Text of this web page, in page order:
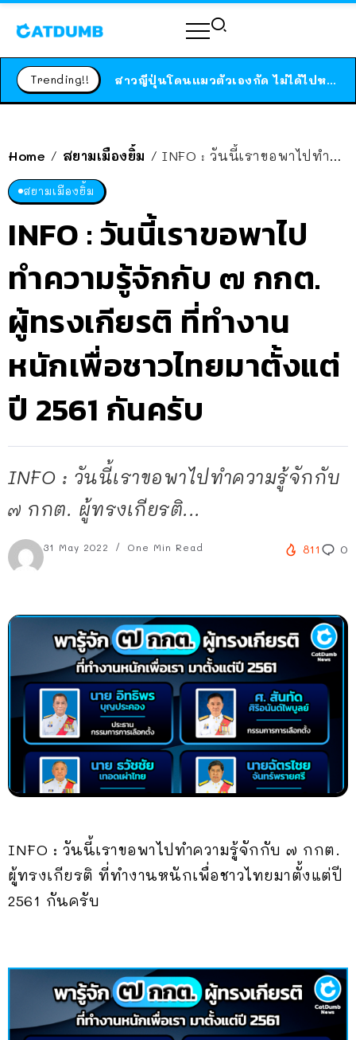
Trending!! ได้เวลาเด็กหนวดรวมตัว RF Online Next เปิดให้เล่นแล้ว เกม Sci-Fi MMORPG ระดับตำนาน เล่นได้ทั้งมือถือและ PC
Home / สยามเมืองยิ้ม / INFO : วันนี้เราขอพาไปทำความรู้จักกับ ๗ กกต. ผู้ทรงเกียรติ ที่ทำงานหนักเพื่อชาวไทยมาตั้งแต่ปี 2561 กันครับ
สยามเมืองยิ้ม
INFO : วันนี้เราขอพาไป
ทำความรู้จักกับ ๗ กกต.
ผู้ทรงเกียรติ ที่ทำงาน
หนักเพื่อชาวไทยมาตั้งแต่
ปี 2561 กันครับ
INFO : วันนี้เราขอพาไปทำความรู้จักกับ
๗ กกต. ผู้ทรงเกียรติ...
31 May 2022 One Min Read 811 0
INFO : วันนี้เราขอพาไปทำความรู้จักกับ ๗ กกต.
ผู้ทรงเกียรติ ที่ทำงานหนักเพื่อชาวไทยมาตั้งแต่ปี
2561 กันครับ